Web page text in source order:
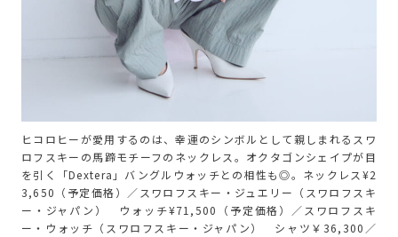
ヒコロヒーが愛用するのは、幸運のシンボルとして親しまれるスワ
ロフスキーの馬蹄モチーフのネックレス。オクタゴンシェイプが目
を引く「Dextera」バングルウォッチとの相性も◎。ネックレス¥2
3,650（予定価格）／スワロフスキー・ジュエリー（スワロフスキ
ー・ジャパン） ウォッチ¥71,500（予定価格）／スワロフスキ
ー・ウォッチ（スワロフスキー・ジャパン） シャツ￥36,300／